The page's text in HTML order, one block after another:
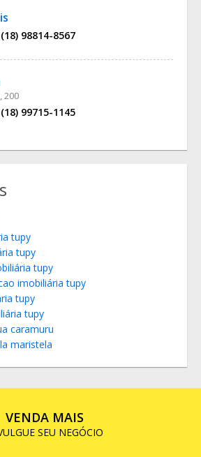
(18) 98814-8567
200
(18) 99715-1145
tupy
tupy
tupy
imobiliária tupy
tupy
tupy
caramuru
maristela
VENDA MAIS
SEU NEGÓCIO